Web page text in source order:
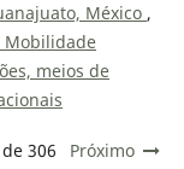
México ,
Mobilidade
meios de
306 Próximo